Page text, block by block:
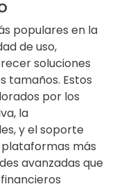
populares en la
de uso,
soluciones
tamaños. Estos
por los
la
y el soporte
más
avanzadas que